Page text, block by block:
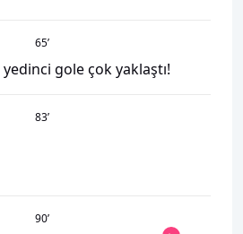
65’
gole çok yaklaştı!
83’
90’